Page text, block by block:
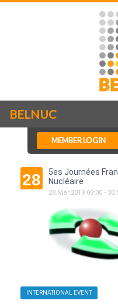
BELNUC
MEMBER LOGIN
28
MAR
5es Journées
Nucléaire
28.Mar.2019 08:00 - 30.
INTERNATIONAL EVENT